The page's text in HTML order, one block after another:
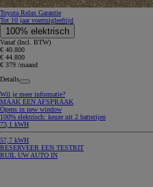
Toyota Relax Garantie
Tot 10 jaar voertuigleeftijd
100% elektrisch
Vanaf (Incl. BTW)
€ 40.800
€ 44.800
€ 379 /maand
Details
Wil je meer informatie?
MAAK EEN AFSPRAAK
Opens in new window
100% elektrisch: keuze uit 2 batterijen
73,1 kWH
57,7 kWH
RESERVEER EEN TESTRIT
RUIL UW AUTO IN